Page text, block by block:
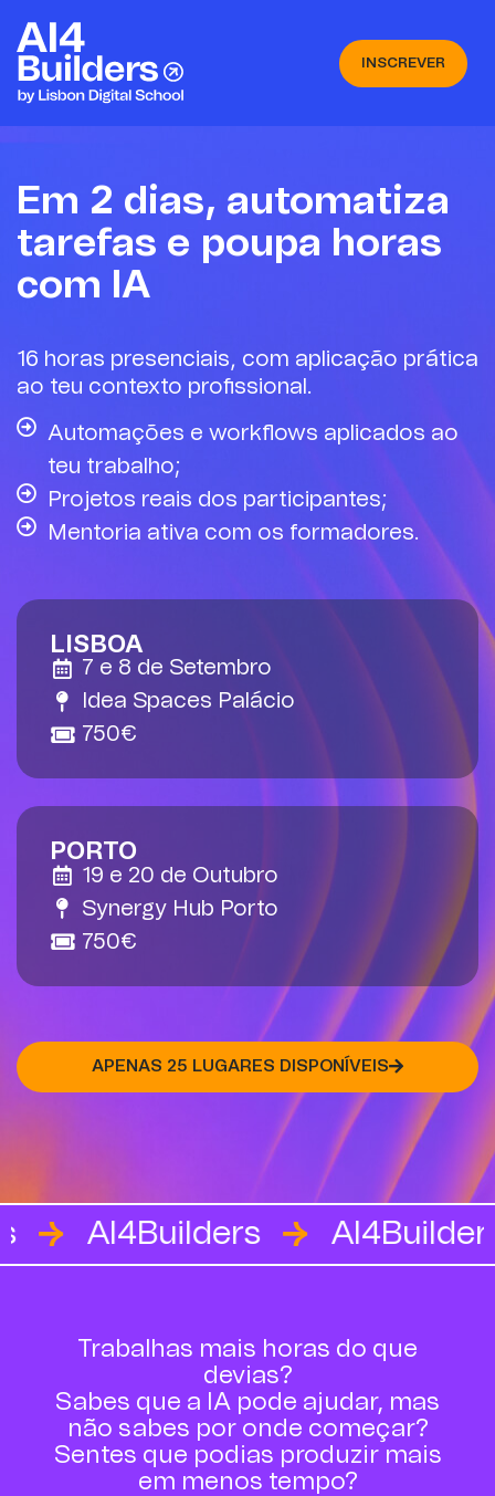
INSCREVER
Em 2 dias, automatiza
tarefas e poupa horas
com IA
16 horas presenciais, com aplicação prática
ao teu contexto profissional.
Automações e workflows aplicados ao
teu trabalho;
Projetos reais dos participantes;
Mentoria ativa com os formadores.
LISBOA
7 e 8 de Setembro
Idea Spaces Palácio
750€
PORTO
19 e 20 de Outubro
Synergy Hub Porto
750€
APENAS 25 LUGARES DISPONÍVEIS
AI4Builders
Trabalhas mais horas do que
devias?
Sabes que a IA pode ajudar, mas
não sabes por onde começar?
Sentes que podias produzir mais
em menos tempo?